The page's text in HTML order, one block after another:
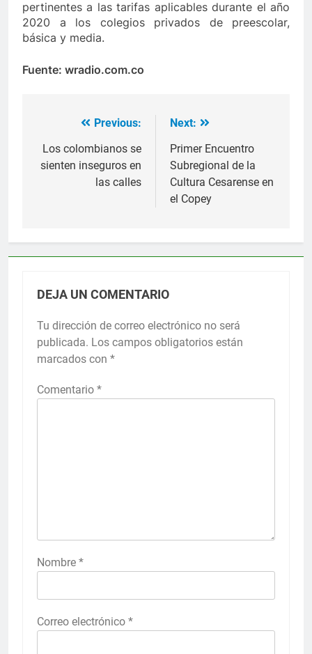
pertinentes a las tarifas aplicables durante el año
2020 a los colegios privados de preescolar,
básica y media.
Fuente: wradio.com.co
Navegación
de
entradas
Previous:
Los colombianos se
sienten inseguros en
las calles
Next:
Primer Encuentro
Subregional de la
Cultura Cesarense en
el Copey
DEJA UN COMENTARIO
Tu dirección de correo electrónico no será
publicada. Los campos obligatorios están
marcados con *
Comentario *
Nombre *
Correo electrónico *